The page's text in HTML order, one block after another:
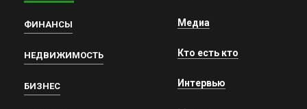
ФИНАНСЫ
НЕДВИЖИМОСТЬ
БИЗНЕС
Медиа
Кто есть кто
Интервью